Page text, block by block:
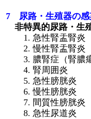
7 尿路・生殖器の感
非特異的尿路・生
1. 急性腎盂腎炎
2. 慢性腎盂腎炎
3. 膿腎症（腎膿
4. 腎周囲炎
5. 急性膀胱炎
6. 慢性膀胱炎
7. 間質性膀胱炎
8. 急性尿道炎